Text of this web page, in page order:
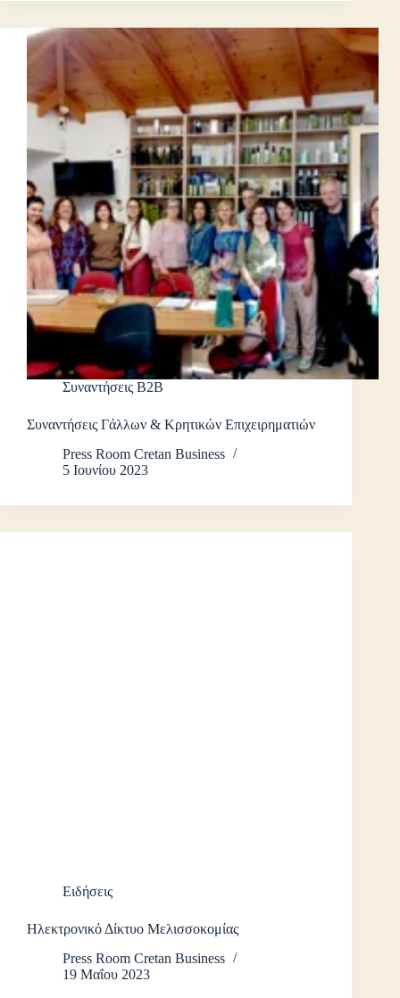
Συναντήσεις B2B
Συναντήσεις Γάλλων & Κρητικών Επιχειρηματιών
Press Room Cretan Business
5 Ιουνίου 2023
Ειδήσεις
Ηλεκτρονικό Δίκτυο Μελισσοκομίας
Press Room Cretan Business
19 Μαΐου 2023